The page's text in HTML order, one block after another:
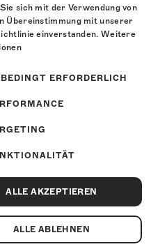
PARTNER
Event
Kofmehl
sich mit der Verwendung von
Übereinstimmung mit unserer
einverstanden. Weitere
ERFORDERLICH
ALLE AKZEPTIEREN
ALLE ABLEHNEN